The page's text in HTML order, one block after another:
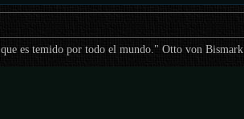
es temido por todo el mundo." Otto von Bismark